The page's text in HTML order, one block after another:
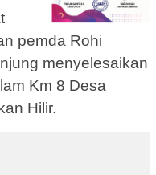
pemda Rohi
menyelesaikan
Km 8 Desa
Hilir.